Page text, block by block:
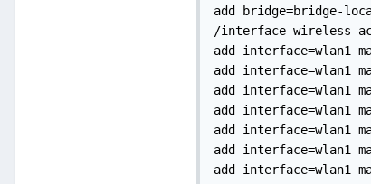
add bridge=bridge-
/interface wireless
add interface=wlan1
add interface=wlan1
add interface=wlan1
add interface=wlan1
add interface=wlan1
add interface=wlan1
add interface=wlan1